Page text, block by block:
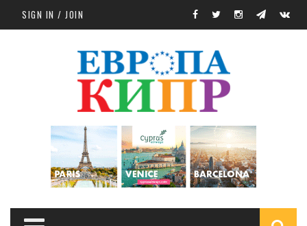
Skip to main content
SIGN IN / JOIN